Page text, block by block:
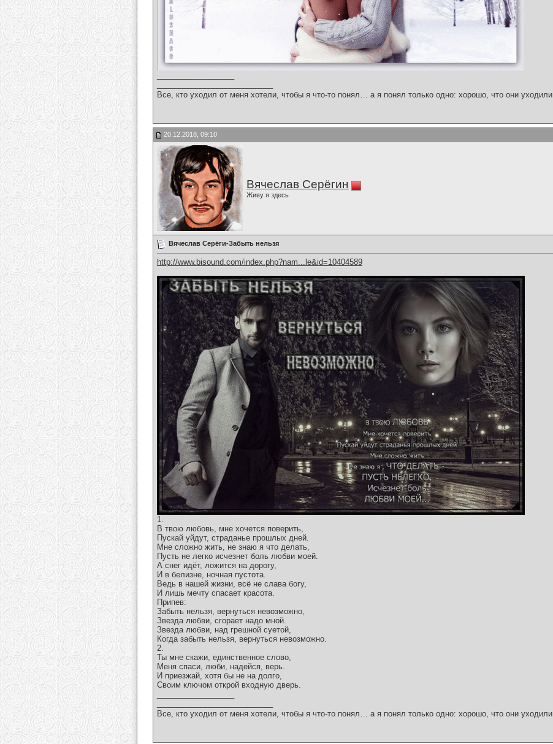
Все, кто уходил от меня хотели, чтобы я что-то понял… а я понял только одно: хорошо, что они уходили.
20.12.2018, 09:10
Вячеслав Серёгин
Живу я здесь
Вячеслав Серёги-Забыть нельзя
http://www.bisound.com/index.php?nam...le&id=10404589
1.
В твою любовь, мне хочется поверить,
Пускай уйдут, страданье прошлых дней.
Мне сложно жить, не знаю я что делать,
Пусть не легко исчезнет боль любви моей.
А снег идёт, ложится на дорогу,
И в белизне, ночная пустота.
Ведь в нашей жизни, всё не слава богу,
И лишь мечту спасает красота.
Припев:
Забыть нельзя, вернуться невозможно,
Звезда любви, сгорает надо мной.
Звезда любви, над грешной суетой,
Когда забыть нельзя, вернуться невозможно.
2.
Ты мне скажи, единственное слово,
Меня спаси, люби, надейся, верь.
И приезжай, хотя бы не на долго,
Своим ключом открой входную дверь.
Все, кто уходил от меня хотели, чтобы я что-то понял… а я понял только одно: хорошо, что они уходили.